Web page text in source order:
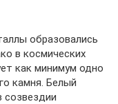
образовались
в космических
как минимум одно
камня. Белый
созвездии